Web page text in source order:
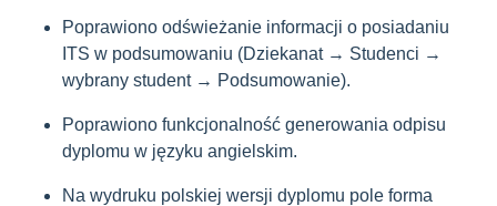
Poprawiono odświeżanie informacji o posiadaniu
ITS w podsumowaniu (Dziekanat → Studenci →
wybrany student → Podsumowanie).
Poprawiono funkcjonalność generowania odpisu
dyplomu w języku angielskim.
Na wydruku polskiej wersji dyplomu pole forma